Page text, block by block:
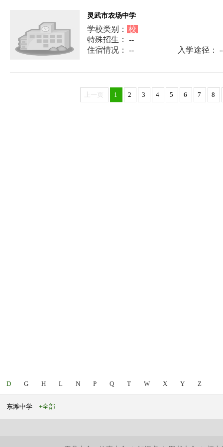
灵武市农场中学
学校类别： 校
特殊招生： --
住宿情况： --
入学途径：
上一页 1 2 3 4 5 6 7 8
D G H L N P Q T W X Y Z
东滩中学 +全部